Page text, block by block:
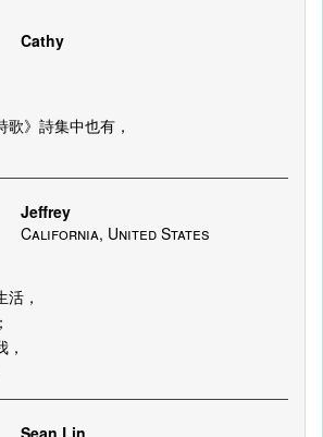
Cathy
》詩集中也有，
Jeffrey
California, United States
，
Sean Lin